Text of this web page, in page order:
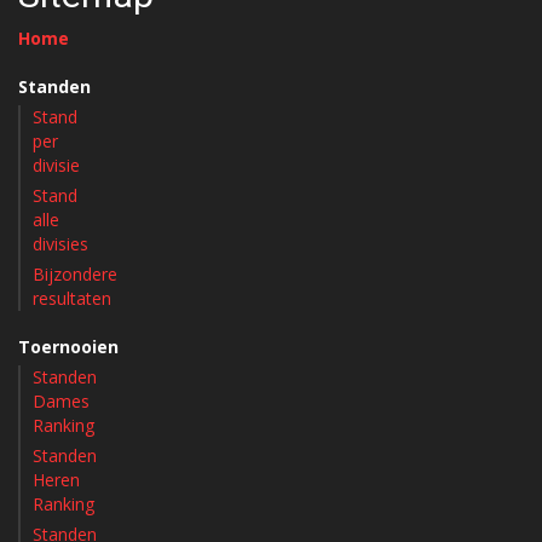
Home
Standen
Stand
per
divisie
Stand
alle
divisies
Bijzondere
resultaten
Toernooien
Standen
Dames
Ranking
Standen
Heren
Ranking
Standen